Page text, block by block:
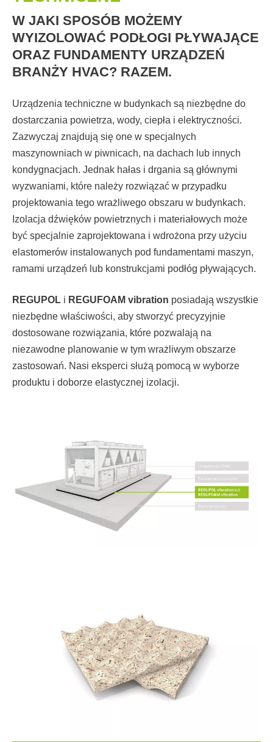
W JAKI SPOSÓB MOŻEMY
WYIZOLOWAĆ PODŁOGI PŁYWAJĄCE
ORAZ FUNDAMENTY URZĄDZEŃ
BRANŻY HVAC? RAZEM.
Urządzenia techniczne w budynkach są niezbędne do
dostarczania powietrza, wody, ciepła i elektryczności.
Zazwyczaj znajdują się one w specjalnych
maszynowniach w piwnicach, na dachach lub innych
kondygnacjach. Jednak hałas i drgania są głównymi
wyzwaniami, które należy rozwiązać w przypadku
projektowania tego wrażliwego obszaru w budynkach.
Izolacja dźwięków powietrznych i materiałowych może
być specjalnie zaprojektowana i wdrożona przy użyciu
elastomerów instalowanych pod fundamentami maszyn,
ramami urządzeń lub konstrukcjami podłóg pływających.
REGUPOL i REGUFOAM vibration posiadają wszystkie
niezbędne właściwości, aby stworzyć precyzyjnie
dostosowane rozwiązania, które pozwalają na
niezawodne planowanie w tym wrażliwym obszarze
zastosowań. Nasi eksperci służą pomocą w wyborze
produktu i doborze elastycznej izolacji.